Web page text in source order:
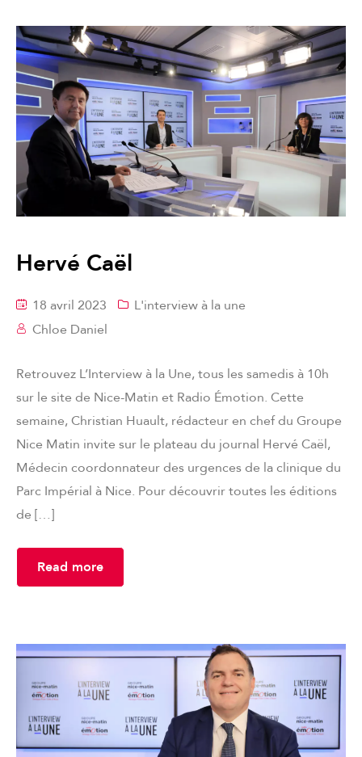
Hervé Caël
18 avril 2023
L'interview à la une
Chloe Daniel
Retrouvez L’Interview à la Une, tous les samedis à 10h
sur le site de Nice-Matin et Radio Émotion. Cette
semaine, Christian Huault, rédacteur en chef du Groupe
Nice Matin invite sur le plateau du journal Hervé Caël,
Médecin coordonnateur des urgences de la clinique du
Parc Impérial à Nice. Pour découvrir toutes les éditions
de […]
Read more